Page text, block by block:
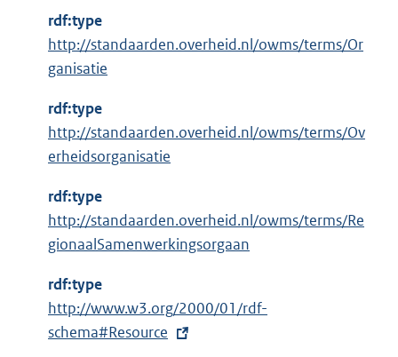
e
n
k
:
rdf:type
http://standaarden.overheid.nl/owms/terms/Or
ganisatie
rdf:type
http://standaarden.overheid.nl/owms/terms/Ov
erheidsorganisatie
rdf:type
http://standaarden.overheid.nl/owms/terms/Re
gionaalSamenwerkingsorgaan
rdf:type
E
x
http://www.w3.org/2000/01/rdf-
schema#Resource